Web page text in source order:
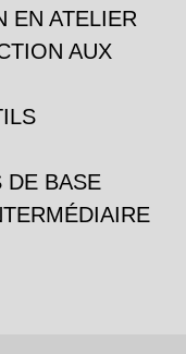
EN ATELIER
AUX
DE BASE